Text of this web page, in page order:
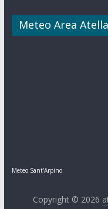
Meteo Area
Meteo Sant'Arpino
Copyright © 2026